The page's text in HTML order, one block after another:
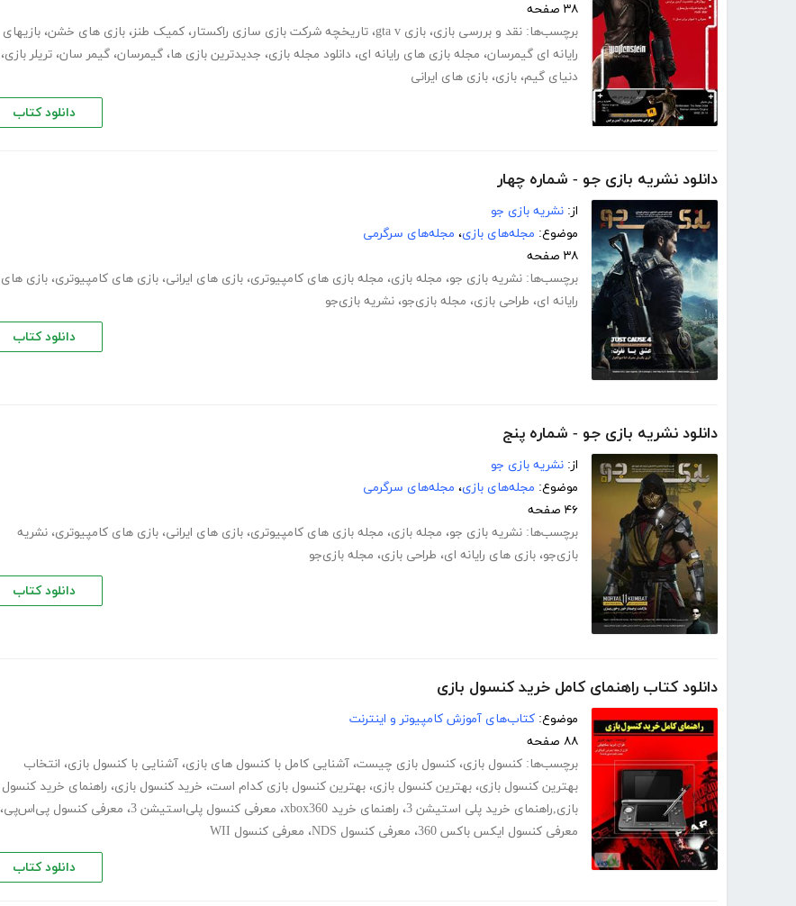
۳۸ صفحه
برچسب‌ها: نقد و بررسی بازی، بازی gta v ، تاریخچه شرکت بازی سازی راکستار، کمیک طنز، بازی های خشن، بازیهای
رایانه ای گیمرسان، مجله بازی های رایانه ای، دانلود مجله بازی، جدیدترین بازی ها، گیمرسان، گیمر سان، تریلر بازی،
دنیای گیم، بازی، بازی های ایرانی
دانلود کتاب
دانلود نشریه بازی جو - شماره چهار
از: نشریه بازی جو
موضوع: مجله‌های بازی، مجله‌های سرگرمی
۳۸ صفحه
برچسب‌ها: نشریه بازی جو، مجله بازی، مجله بازی های کامپیوتری، بازی های ایرانی، بازی های کامپیوتری، بازی های
رایانه ای، طراحی بازی، مجله بازی‌جو، نشریه بازی‌جو
دانلود کتاب
دانلود نشریه بازی جو - شماره پنج
از: نشریه بازی جو
موضوع: مجله‌های بازی، مجله‌های سرگرمی
۴۶ صفحه
برچسب‌ها: نشریه بازی جو، مجله بازی، مجله بازی های کامپیوتری، بازی های ایرانی، بازی های کامپیوتری، نشریه
بازی‌جو، بازی های رایانه ای، طراحی بازی، مجله بازی‌جو
دانلود کتاب
دانلود کتاب راهنمای کامل خرید کنسول بازی
موضوع: کتاب‌های آموزش کامپیوتر و اینترنت
۸۸ صفحه
برچسب‌ها: کنسول بازی، کنسول بازی چیست، آشنایی کامل با کنسول های بازی، آشنایی با کنسول بازی، انتخاب
بهترین کنسول بازی، بهترین کنسول بازی، بهترین کنسول بازی کدام است، خرید کنسول بازی، راهنمای خرید کنسول
بازی,راهنمای خرید پلی استیشن 3 ، راهنمای خرید xbox360 ، معرفی کنسول پلی‌استیشن 3 ، معرفی کنسول پی‌اس‌پی،
معرفی کنسول ایکس باکس 360
، معرفی کنسول NDS ، معرفی کنسول WII
دانلود کتاب